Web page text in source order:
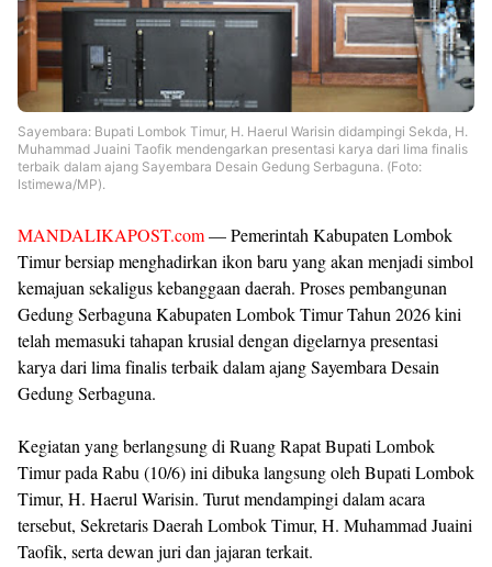
Sayembara: Bupati Lombok Timur, H. Haerul Warisin didampingi Sekda, H.
Muhammad Juaini Taofik mendengarkan presentasi karya dari lima finalis
terbaik dalam ajang Sayembara Desain Gedung Serbaguna. (Foto:
Istimewa/MP).
MANDALIKAPOST.com— Pemerintah Kabupaten Lombok
Timur bersiap menghadirkan ikon baru yang akan menjadi simbol
kemajuan sekaligus kebanggaan daerah. Proses pembangunan
Gedung Serbaguna Kabupaten Lombok Timur Tahun 2026 kini
telah memasuki tahapan krusial dengan digelarnya presentasi
karya dari lima finalis terbaik dalam ajang Sayembara Desain
Gedung Serbaguna.
Kegiatan yang berlangsung di Ruang Rapat Bupati Lombok
Timur pada Rabu (10/6) ini dibuka langsung oleh Bupati Lombok
Timur, H. Haerul Warisin. Turut mendampingi dalam acara
tersebut, Sekretaris Daerah Lombok Timur, H. Muhammad Juaini
Taofik, serta dewan juri dan jajaran terkait.